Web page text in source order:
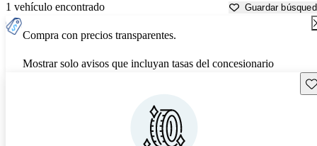
1 vehículo encontrado Guardar
Compra con precios transparentes.
Mostrar solo avisos que incluyan tasas del concesionario